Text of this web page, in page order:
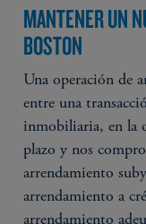
MANTENER UN
BOSTON
Una operación de
entre una
inmobiliaria, en la
plazo y nos
arrendamiento
arrendamiento a
arrendamiento